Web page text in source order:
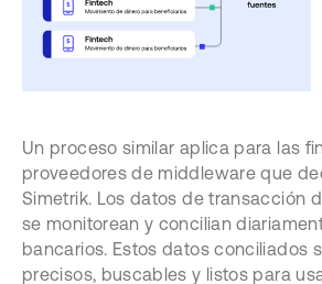
Un proceso similar aplica para las
proveedores de middleware que
Simetrik. Los datos de transacción
se monitorean y concilian
bancarios. Estos datos conciliados
precisos, buscables y listos para